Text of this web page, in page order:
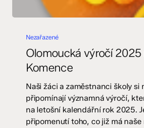
výročí
Komence
Nezařazené
Olomoucká výročí 2025
Komence
Naši žáci a zaměstnanci školy si
připomínají významná výročí,
na letošní kalendářní rok 2025.
připomenutí toho, co již má naše